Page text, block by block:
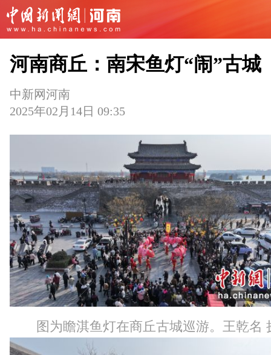
河南商丘：南宋鱼灯“闹”古城
中新网河南
2025年02月14日 09:35
图为瞻淇鱼灯在商丘古城巡游。王乾名